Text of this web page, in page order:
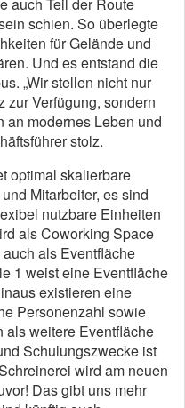
schien. So überlegte
für Gelände und
Und es entstand die
„Wir stellen nicht nur
zur Verfügung, sondern
an modernes Leben und
stolz.
optimal skalierbare
Mitarbeiter, es sind
nutzbare Einheiten
als Coworking Space
als Eventfläche
1 weist eine Eventfläche
existieren eine
Personenzahl sowie
weitere Eventfläche
Schulungszwecke ist
wird am neuen
Das gibt uns mehr